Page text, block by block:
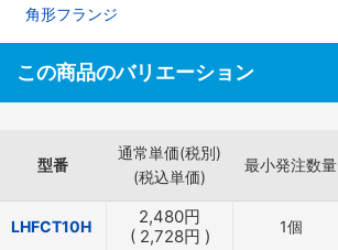
角形フランジ
この商品のバリエーション
型番
通常単価(税別)
(税込単価)
最小発注数量
LHFCT10H 2,480円
( 2,728円 ) 1個